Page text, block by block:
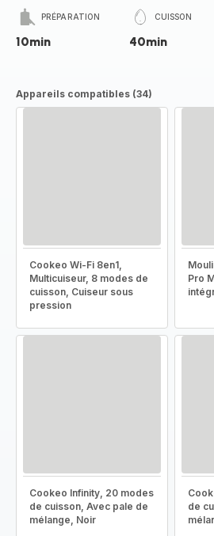
PRÉPARATION
10min
CUISSON
40min
Appareils compatibles (34)
Cookeo Wi-Fi 8en1,
Multicuiseur, 8 modes de
cuisson, Cuiseur sous
pression
Pro
Cookeo Infinity, 20 modes
de cuisson, Avec pale de
mélange, Noir
de